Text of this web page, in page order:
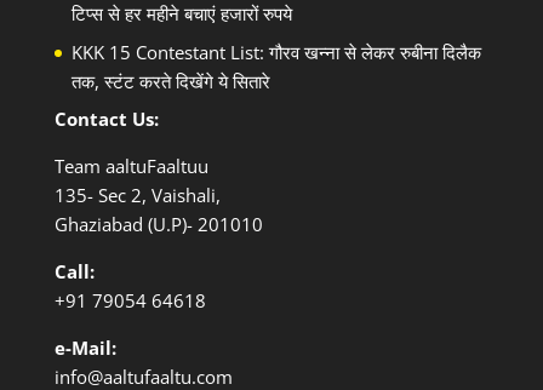
टिप्स से हर महीने बचाएं हजारों रुपये
KKK 15 Contestant List: गौरव खन्ना से लेकर रुबीना दिलैक
तक, स्टंट करते दिखेंगे ये सितारे
Contact Us:
Team aaltuFaaltuu
135- Sec 2, Vaishali,
Ghaziabad (U.P)- 201010
Call:
+91 79054 64618
e-Mail:
info@aaltufaaltu.com